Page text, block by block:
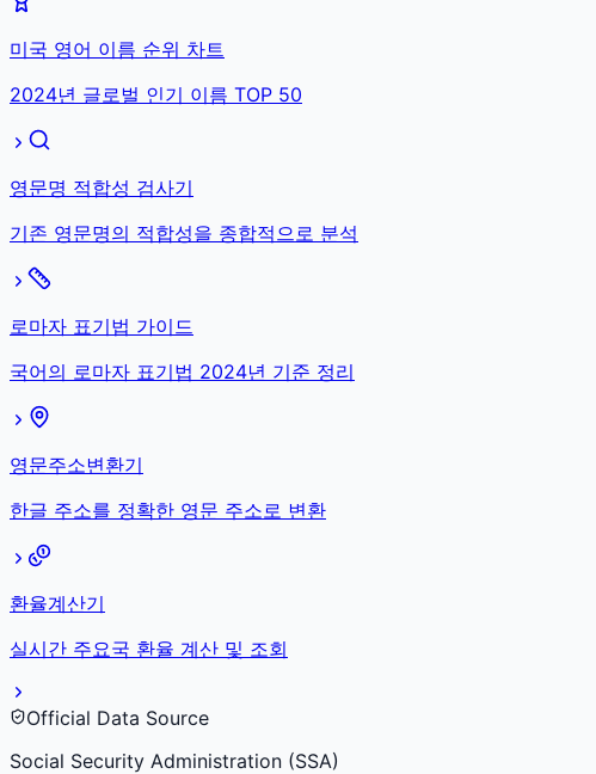
미국 영어 이름 순위 차트
2024년 글로벌 인기 이름 TOP 50
영문명 적합성 검사기
기존 영문명의 적합성을 종합적으로 분석
로마자 표기법 가이드
국어의 로마자 표기법 2024년 기준 정리
영문주소변환기
한글 주소를 정확한 영문 주소로 변환
환율계산기
실시간 주요국 환율 계산 및 조회
Official Data Source
Social Security Administration (SSA)